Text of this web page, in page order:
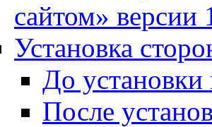
сайтом»
Установка
До установки
После